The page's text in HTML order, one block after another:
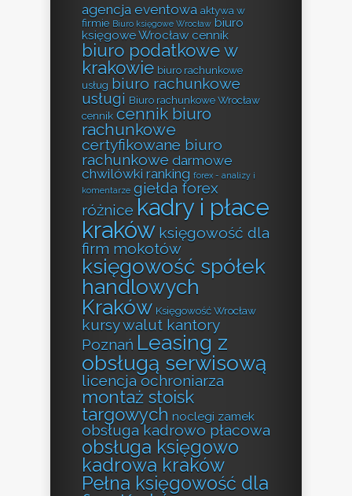
agencja eventowa aktywa w
firmie Biuro księgowe Wrocław biuro
księgowe Wrocław cennik
biuro podatkowe w
krakowie biuro rachunkowe
usług biuro rachunkowe
usługi Biuro rachunkowe Wrocław
cennik cennik biuro
rachunkowe
certyfikowane biuro
rachunkowe darmowe
chwilówki ranking forex - analizy i
komentarze giełda forex
różnice kadry i płace
kraków księgowość dla
firm mokotów
księgowość spółek
handlowych
Kraków Księgowość Wrocław
kursy walut kantory
Poznań Leasing z
obsługą serwisową
licencja ochroniarza
montaż stoisk
targowych noclegi zamek
obsługa kadrowo płacowa
obsługa księgowo
kadrowa kraków
Pełna księgowość dla